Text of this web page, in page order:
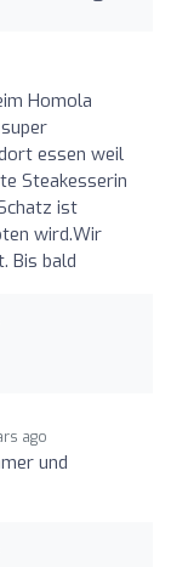
Homola
essen weil
Steakesserin
ist
wird.Wir
Bis bald
ago
und